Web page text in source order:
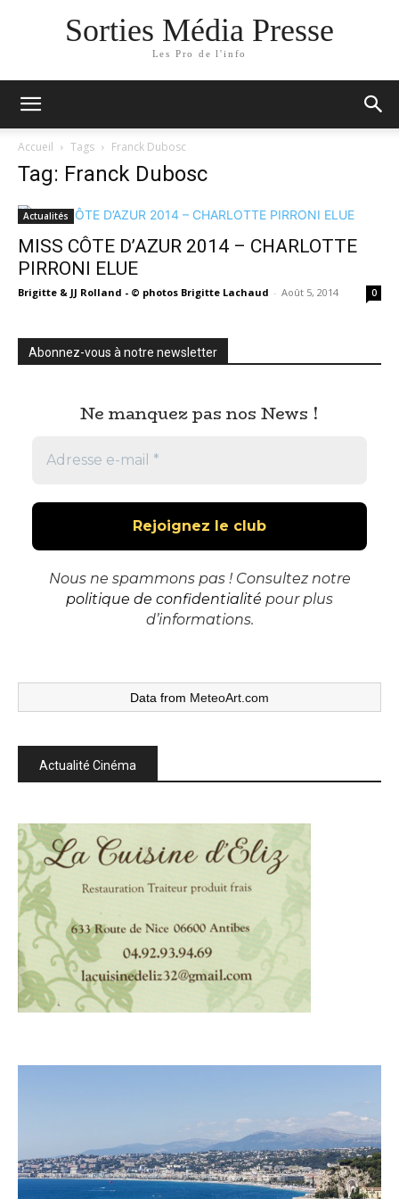
Sorties Média Presse
Les Pro de l'info
Accueil Tags Franck Dubosc
Tag: Franck Dubosc
Actualités
MISS CÔTE D’AZUR 2014 – CHARLOTTE
PIRRONI ELUE
Brigitte & JJ Rolland - © photos Brigitte Lachaud - Août 5, 2014 0
Abonnez-vous à notre newsletter
Ne manquez pas nos News !
Nous ne spammons pas ! Consultez notre
politique de confidentialité pour plus
d’informations.
Data from MeteoArt.com
Actualité Cinéma